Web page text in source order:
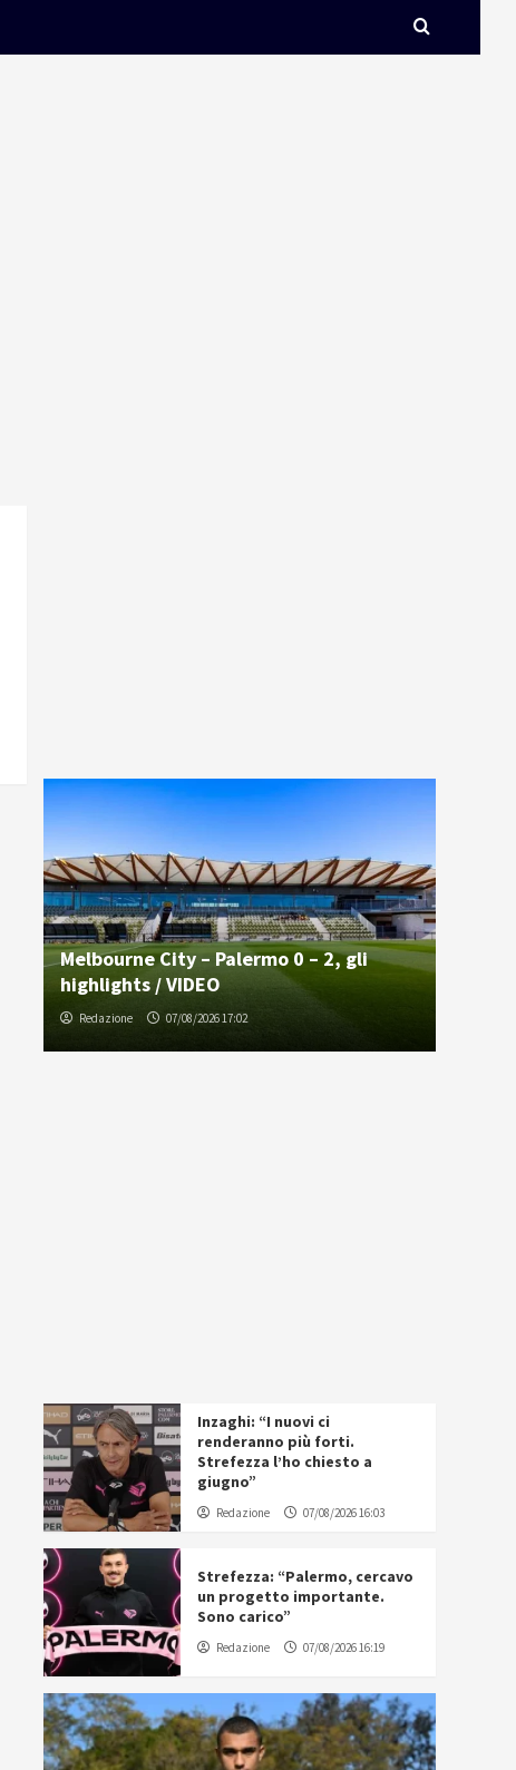
Melbourne City – Palermo 0 – 2, gli
highlights / VIDEO
Redazione 07/08/2026 17:02
Inzaghi: “I nuovi ci
renderanno più forti.
Strefezza l’ho chiesto a
giugno”
Redazione 07/08/2026 16:03
Strefezza: “Palermo, cercavo
un progetto importante.
Sono carico”
Redazione 07/08/2026 16:19